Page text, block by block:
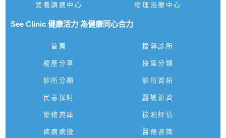
營養調適中心 物理治療中心
See Clinic 健康活力 為健康同心合力
首頁 搜尋診所
經歷分享 按區分類
診所分類 診所資訊
民意探討 醫護新資
藥物典庫 檢測評估
疾病病徵 醫務咨詢